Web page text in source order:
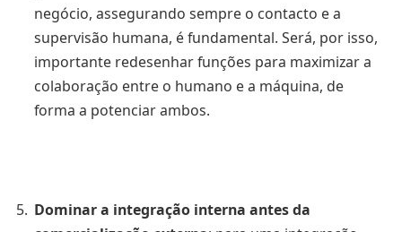
negócio, assegurando sempre o contacto e a
supervisão humana, é fundamental. Será, por isso,
importante redesenhar funções para maximizar a
colaboração entre o humano e a máquina, de
forma a potenciar ambos.
Dominar a integração interna antes da